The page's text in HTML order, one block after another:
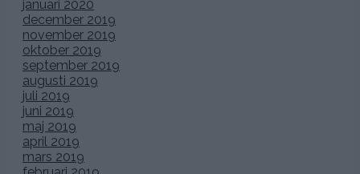
januari 2020
december 2019
november 2019
oktober 2019
september 2019
augusti 2019
juli 2019
juni 2019
maj 2019
april 2019
mars 2019